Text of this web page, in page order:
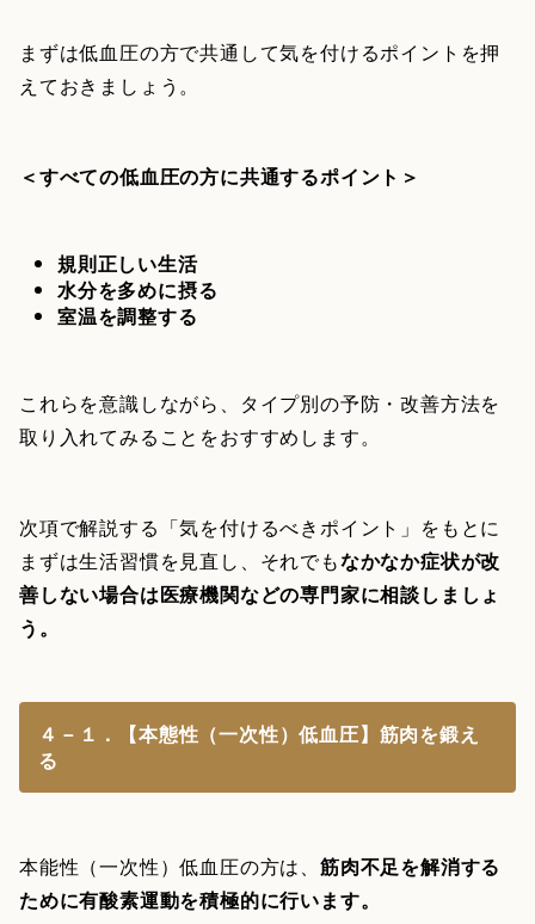
まずは低血圧の方で共通して気を付けるポイントを押
えておきましょう。
＜すべての低血圧の方に共通するポイント＞
規則正しい生活
水分を多めに摂る
室温を調整する
これらを意識しながら、タイプ別の予防・改善方法を
取り入れてみることをおすすめします。
次項で解説する「気を付けるべきポイント」をもとに
まずは生活習慣を見直し、それでもなかなか症状が改
善しない場合は医療機関などの専門家に相談しましょ
う。
４－１．【本態性（一次性）低血圧】筋肉を鍛え
る
本能性（一次性）低血圧の方は、 筋肉不足を解消する
ために有酸素運動を積極的に行います。